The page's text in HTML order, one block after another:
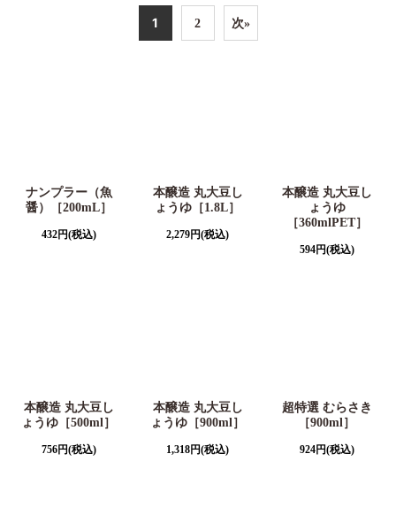
1 2 次»
ナンプラー（魚
醤）［200mL］
432円(税込)
本醸造 丸大豆し
ょうゆ［1.8L］
2,279円(税込)
本醸造 丸大豆し
ょうゆ
［360mlPET］
594円(税込)
本醸造 丸大豆し
ょうゆ［500ml］
756円(税込)
本醸造 丸大豆し
ょうゆ［900ml］
1,318円(税込)
超特選 むらさき
［900ml］
924円(税込)